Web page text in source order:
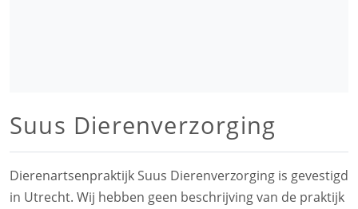
Suus Dierenverzorging
Dierenartsenpraktijk Suus Dierenverzorging is gevestigd
in Utrecht. Wij hebben geen beschrijving van de praktijk